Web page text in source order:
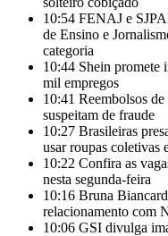
10:54 FENAJ e
de Ensino e
categoria
10:44 Shein promete
mil empregos
10:41 Reembolsos de
suspeitam de fraude
10:27 Brasileiras
usar roupas coletivas
10:22 Confira as
nesta segunda-feira
10:16 Bruna
relacionamento com
10:06 GSI divulga